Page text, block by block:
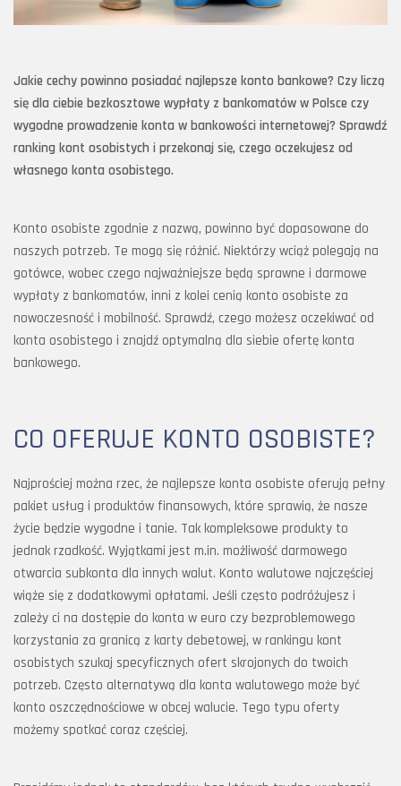
Jakie cechy powinno posiadać najlepsze konto bankowe? Czy liczą
się dla ciebie bezkosztowe wypłaty z bankomatów w Polsce czy
wygodne prowadzenie konta w bankowości internetowej? Sprawdź
ranking kont osobistych i przekonaj się, czego oczekujesz od
własnego konta osobistego.
Konto osobiste zgodnie z nazwą, powinno być dopasowane do
naszych potrzeb. Te mogą się różnić. Niektórzy wciąż polegają na
gotówce, wobec czego najważniejsze będą sprawne i darmowe
wypłaty z bankomatów, inni z kolei cenią konto osobiste za
nowoczesność i mobilność. Sprawdź, czego możesz oczekiwać od
konta osobistego i znajdź optymalną dla siebie ofertę konta
bankowego.
CO OFERUJE KONTO OSOBISTE?
Najprościej można rzec, że najlepsze konta osobiste oferują pełny
pakiet usług i produktów finansowych, które sprawią, że nasze
życie będzie wygodne i tanie. Tak kompleksowe produkty to
jednak rzadkość. Wyjątkami jest m.in. możliwość darmowego
otwarcia subkonta dla innych walut. Konto walutowe najczęściej
wiąże się z dodatkowymi opłatami. Jeśli często podróżujesz i
zależy ci na dostępie do konta w euro czy bezproblemowego
korzystania za granicą z karty debetowej, w rankingu kont
osobistych szukaj specyficznych ofert skrojonych do twoich
potrzeb. Często alternatywą dla konta walutowego może być
konto oszczędnościowe w obcej walucie. Tego typu oferty
możemy spotkać coraz częściej.